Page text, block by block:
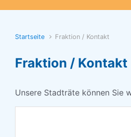
Startseite Fraktion / Kontakt
Fraktion / Kontakt
Unsere Stadträte können Sie